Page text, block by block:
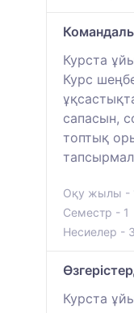
Курста
Курс
сапасын,
топтық
Оқу жылы -
Семестр - 1
Несиелер - 3
Курста